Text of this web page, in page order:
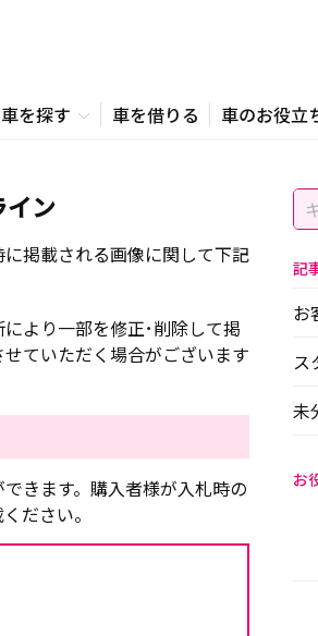
を探す 車を借りる 車のお役立
イン
掲載される画像に関して下記
より一部を修正･削除して掲
ていただく場合がございます
きます。購入者様が入札時の
ださい。
記
お
ス
未
お